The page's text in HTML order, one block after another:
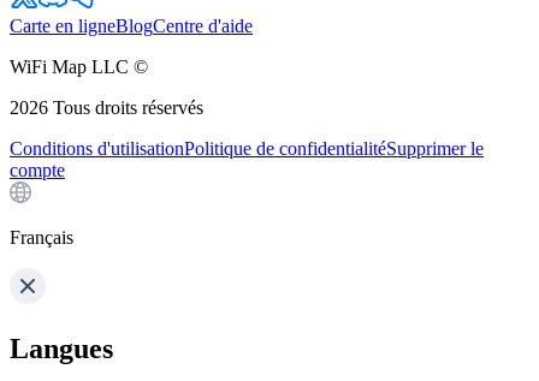
Carte en ligneBlogCentre d'aide
WiFi Map LLC ©
2026 Tous droits réservés
Conditions d'utilisationPolitique de confidentialitéSupprimer le
compte
Français
Langues